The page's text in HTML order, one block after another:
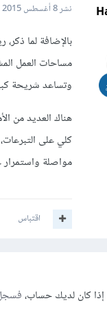
نشر8 أغسطس 2015
بالإضافة لما
مساحات العمل
وتساعد شريحة
هناك العديد من
كلي على
مواصلة واستمرار
اقتباس
كان لديك حساب،